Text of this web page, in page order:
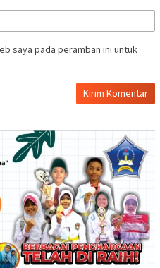
saya pada peramban ini untuk